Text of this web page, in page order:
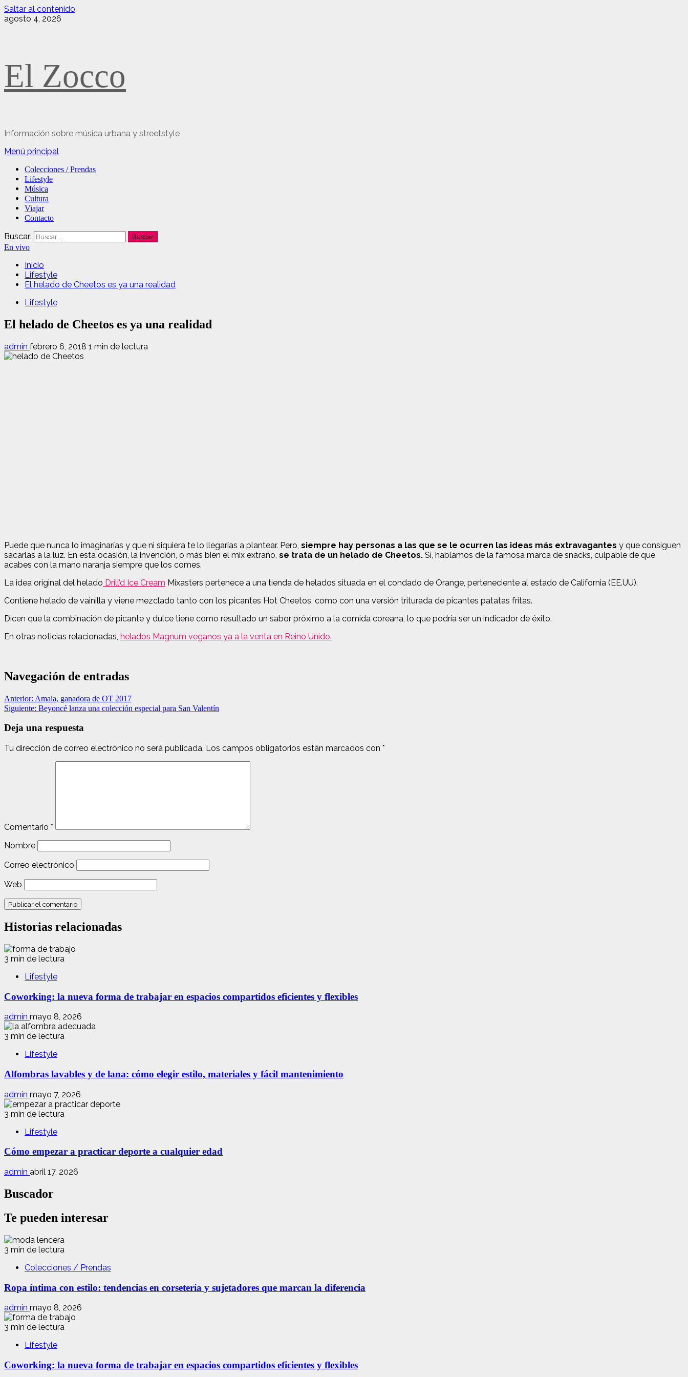
Saltar al contenido
agosto 4, 2026
El Zocco
Información sobre música urbana y streetstyle
Menú principal
Colecciones / Prendas
Lifestyle
Música
Cultura
Viajar
Contacto
Buscar:
En vivo
Inicio
Lifestyle
El helado de Cheetos es ya una realidad
Lifestyle
El helado de Cheetos es ya una realidad
admin febrero 6, 2018 1 min de lectura
Puede que nunca lo imaginarías y que ni siquiera te lo llegarías a plantear. Pero, siempre hay personas a las que se le ocurren las ideas más extravagantes y que consiguen
sacarlas a la luz. En esta ocasión, la invención, o más bien el mix extraño, se trata de un helado de Cheetos. Sí, hablamos de la famosa marca de snacks, culpable de que
acabes con la mano naranja siempre que los comes.
La idea original del helado Drill’d Ice Cream Mixasters pertenece a una tienda de helados situada en el condado de Orange, perteneciente al estado de California (EE.UU).
Contiene helado de vainilla y viene mezclado tanto con los picantes Hot Cheetos, como con una versión triturada de picantes patatas fritas.
Dicen que la combinación de picante y dulce tiene como resultado un sabor próximo a la comida coreana, lo que podría ser un indicador de éxito.
En otras noticias relacionadas, helados Magnum veganos ya a la venta en Reino Unido.
Navegación de entradas
Anterior: Amaia, ganadora de OT 2017
Siguiente: Beyoncé lanza una colección especial para San Valentín
Deja una respuesta
Tu dirección de correo electrónico no será publicada. Los campos obligatorios están marcados con *
Comentario *
Nombre
Correo electrónico
Web
Historias relacionadas
3 min de lectura
Lifestyle
Coworking: la nueva forma de trabajar en espacios compartidos eficientes y flexibles
admin mayo 8, 2026
3 min de lectura
Lifestyle
Alfombras lavables y de lana: cómo elegir estilo, materiales y fácil mantenimiento
admin mayo 7, 2026
3 min de lectura
Lifestyle
Cómo empezar a practicar deporte a cualquier edad
admin abril 17, 2026
Buscador
Te pueden interesar
3 min de lectura
Colecciones / Prendas
Ropa íntima con estilo: tendencias en corsetería y sujetadores que marcan la diferencia
admin mayo 8, 2026
3 min de lectura
Lifestyle
Coworking: la nueva forma de trabajar en espacios compartidos eficientes y flexibles